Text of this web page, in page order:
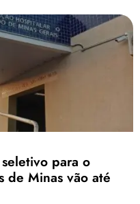
para o
de Minas vão até